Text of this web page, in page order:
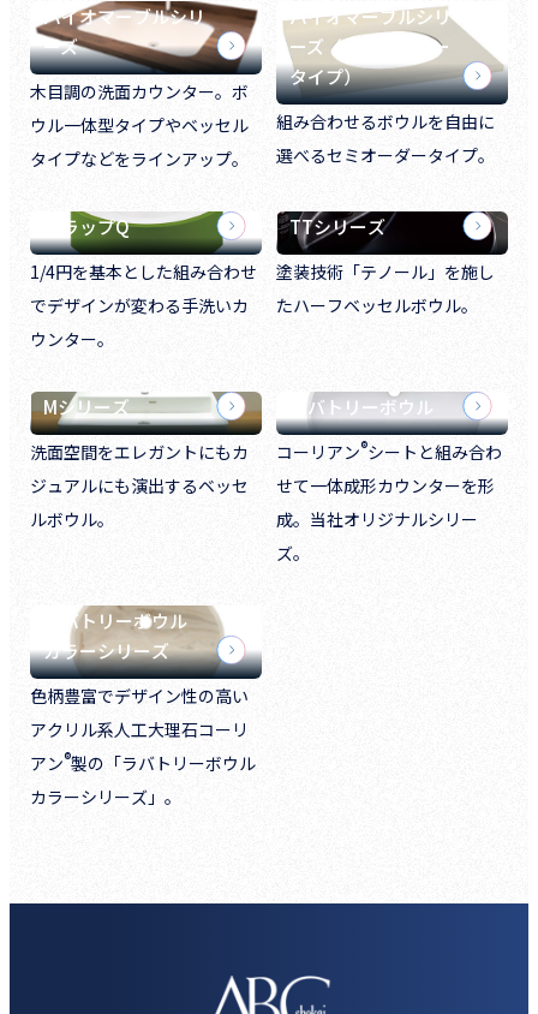
バイオマーブルシリ
ーズ
木目調の洗面カウンター。ボ
ウル一体型タイプやベッセル
タイプなどをラインアップ。
バイオマーブルシリ
ーズ（ボウルフリー
タイプ）
組み合わせるボウルを自由に
選べるセミオーダータイプ。
フラップQ
1/4円を基本とした組み合わせ
でデザインが変わる手洗いカ
ウンター。
TTシリーズ
塗装技術「テノール」を施し
たハーフベッセルボウル。
Mシリーズ
洗面空間をエレガントにもカ
ジュアルにも演出するベッセ
ルボウル。
ラバトリーボウル
コーリアン®シートと組み合わ
せて一体成形カウンターを形
成。当社オリジナルシリー
ズ。
ラバトリーボウル
カラーシリーズ
色柄豊富でデザイン性の高い
アクリル系人工大理石コーリ
アン®製の「ラバトリーボウル
カラーシリーズ」。